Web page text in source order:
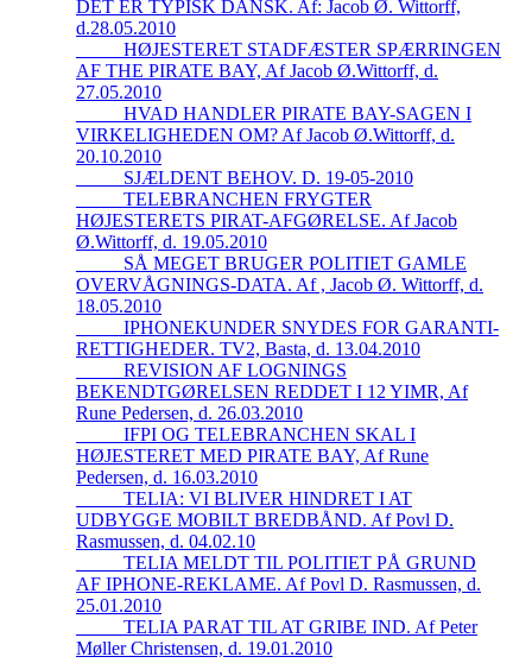
DET ER TYPISK DANSK. Af: Jacob Ø. Wittorff,
d.28.05.2010
_____HØJESTERET STADFÆSTER SPÆRRINGEN
AF THE PIRATE BAY, Af Jacob Ø.Wittorff, d.
27.05.2010
_____HVAD HANDLER PIRATE BAY-SAGEN I
VIRKELIGHEDEN OM? Af Jacob Ø.Wittorff, d.
20.10.2010
_____SJÆLDENT BEHOV. D. 19-05-2010
_____TELEBRANCHEN FRYGTER
HØJESTERETS PIRAT-AFGØRELSE. Af Jacob
Ø.Wittorff, d. 19.05.2010
_____SÅ MEGET BRUGER POLITIET GAMLE
OVERVÅGNINGS-DATA. Af , Jacob Ø. Wittorff, d.
18.05.2010
_____IPHONEKUNDER SNYDES FOR GARANTI-
RETTIGHEDER. TV2, Basta, d. 13.04.2010
_____REVISION AF LOGNINGS
BEKENDTGØRELSEN REDDET I 12 YIMR, Af
Rune Pedersen, d. 26.03.2010
_____IFPI OG TELEBRANCHEN SKAL I
HØJESTERET MED PIRATE BAY, Af Rune
Pedersen, d. 16.03.2010
_____TELIA: VI BLIVER HINDRET I AT
UDBYGGE MOBILT BREDBÅND. Af Povl D.
Rasmussen, d. 04.02.10
_____TELIA MELDT TIL POLITIET PÅ GRUND
AF IPHONE-REKLAME. Af Povl D. Rasmussen, d.
25.01.2010
_____TELIA PARAT TIL AT GRIBE IND. Af Peter
Møller Christensen, d. 19.01.2010